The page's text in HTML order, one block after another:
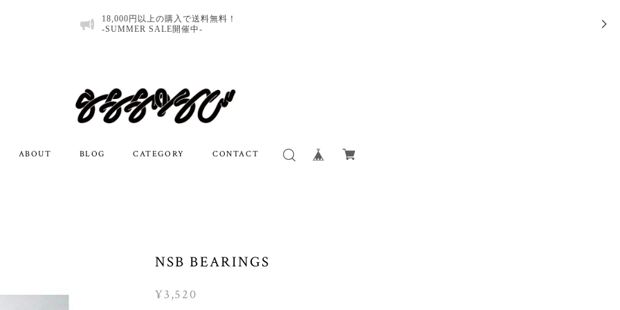
18,000円以上の購入で送料無料！
-SUMMER SALE開催中-
ABOUT BLOG CATEGORY CONTACT
NSB BEARINGS
¥3,520